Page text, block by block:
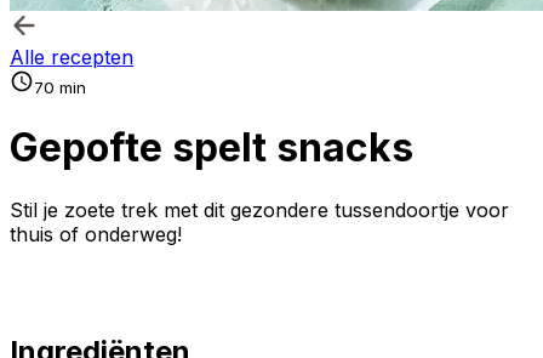
Alle recepten
70 min
Gepofte spelt snacks
Stil je zoete trek met dit gezondere tussendoortje voor
thuis of onderweg!